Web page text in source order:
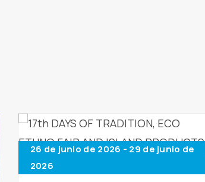
26 de junio de 2026 - 29 de junio de
2026